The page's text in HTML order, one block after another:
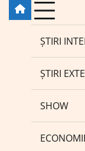
ȘTIRI
ȘTIRI
SHOW